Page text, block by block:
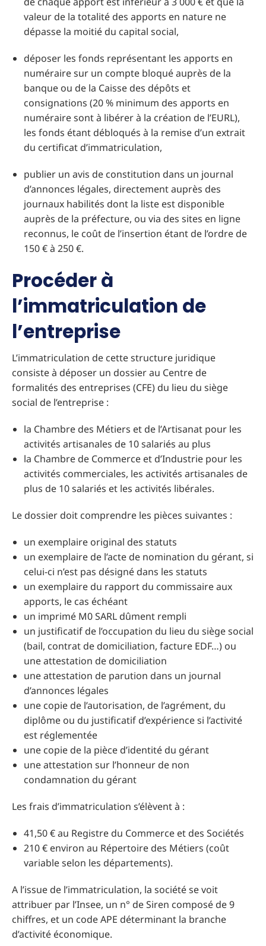
valeur de la totalité des apports en nature ne
dépasse la moitié du capital social,
déposer les fonds représentant les apports en
numéraire sur un compte bloqué auprès de la
banque ou de la Caisse des dépôts et
consignations (20 % minimum des apports en
numéraire sont à libérer à la création de l’EURL),
les fonds étant débloqués à la remise d’un extrait
du certificat d’immatriculation,
publier un avis de constitution dans un journal
d’annonces légales, directement auprès des
journaux habilités dont la liste est disponible
auprès de la préfecture, ou via des sites en ligne
reconnus, le coût de l’insertion étant de l’ordre de
150 € à 250 €.
Procéder à
l’immatriculation de
l’entreprise
L’immatriculation de cette structure juridique
consiste à déposer un dossier au Centre de
formalités des entreprises (CFE) du lieu du siège
social de l’entreprise :
la Chambre des Métiers et de l’Artisanat pour les
activités artisanales de 10 salariés au plus
la Chambre de Commerce et d’Industrie pour les
activités commerciales, les activités artisanales de
plus de 10 salariés et les activités libérales.
Le dossier doit comprendre les pièces suivantes :
un exemplaire original des statuts
un exemplaire de l’acte de nomination du gérant, si
celui-ci n’est pas désigné dans les statuts
un exemplaire du rapport du commissaire aux
apports, le cas échéant
un imprimé M0 SARL dûment rempli
un justificatif de l’occupation du lieu du siège social
(bail, contrat de domiciliation, facture EDF…) ou
une attestation de domiciliation
une attestation de parution dans un journal
d’annonces légales
une copie de l’autorisation, de l’agrément, du
diplôme ou du justificatif d’expérience si l’activité
est réglementée
une copie de la pièce d’identité du gérant
une attestation sur l’honneur de non
condamnation du gérant
Les frais d’immatriculation s’élèvent à :
41,50 € au Registre du Commerce et des Sociétés
210 € environ au Répertoire des Métiers (coût
variable selon les départements).
A l’issue de l’immatriculation, la société se voit
attribuer par l’Insee, un n° de Siren composé de 9
chiffres, et un code APE déterminant la branche
d’activité économique.